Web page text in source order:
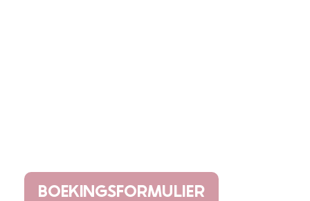
BOEKINGSFORMULIER